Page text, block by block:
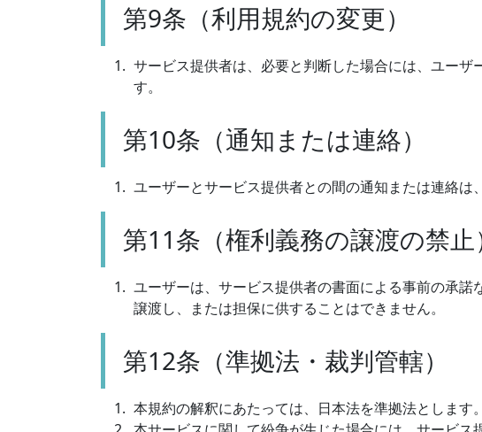
第9条（利用規約の変更）
サービス提供者は、必要と判断した場合には、ユー
す。
第10条（通知または連絡）
ユーザーとサービス提供者との間の通知または連絡は
第11条（権利義務の譲渡の禁止
ユーザーは、サービス提供者の書面による事前の承
譲渡し、または担保に供することはできません。
第12条（準拠法・裁判管轄）
本規約の解釈にあたっては、日本法を準拠法とします。